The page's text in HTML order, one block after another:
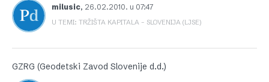
milusic, 26.02.2010. u 07:47
U TEMI: TRŽIŠTA KAPITALA – SLOVENIJA (LJSE)
GZRG (Geodetski Zavod Slovenije d.d.)